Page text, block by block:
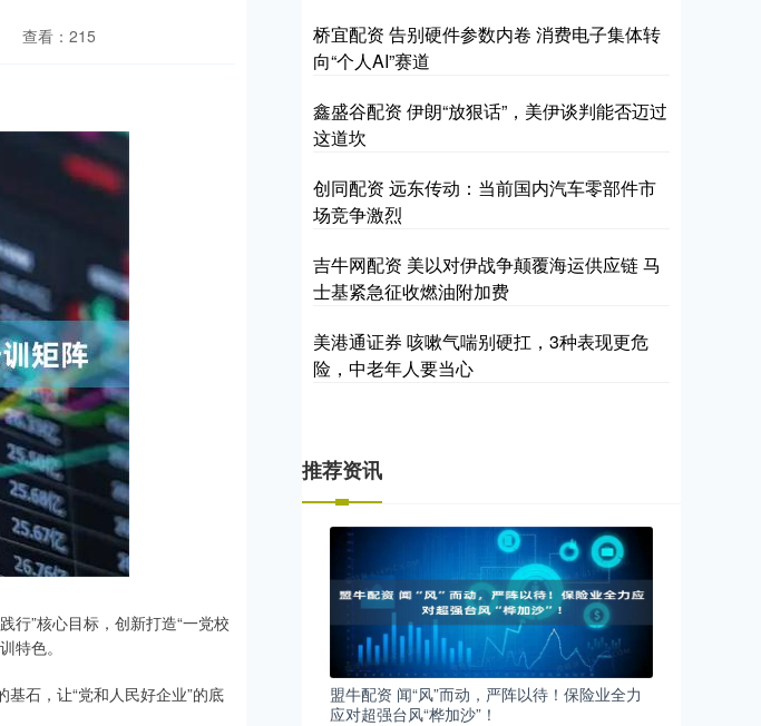
查看：215
行”核心目标，创新打造“一党校
特色。
石，让“党和人民好企业”的底
桥宜配资 告别硬件参数内卷 消费电子集体转
向“个人AI”赛道
鑫盛谷配资 伊朗“放狠话”，美伊谈判能否迈过
这道坎
创同配资 远东传动：当前国内汽车零部件市
场竞争激烈
吉牛网配资 美以对伊战争颠覆海运供应链 马
士基紧急征收燃油附加费
美港通证券 咳嗽气喘别硬扛，3种表现更危
险，中老年人要当心
推荐资讯
盟牛配资 闻“风”而动，严阵以待！保险业全力
应对超强台风“桦加沙”！